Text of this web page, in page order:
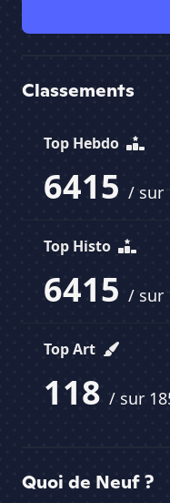
Classements
Top Hebdo
6415 / sur
Top Histo
6415 / sur
Top Art
118 / sur
Quoi de Neuf ?